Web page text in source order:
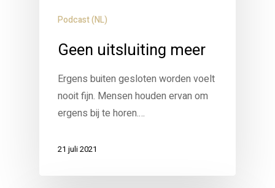
Podcast (NL)
Geen uitsluiting meer
Ergens buiten gesloten worden voelt
nooit fijn. Mensen houden ervan om
ergens bij te horen.…
21 juli 2021